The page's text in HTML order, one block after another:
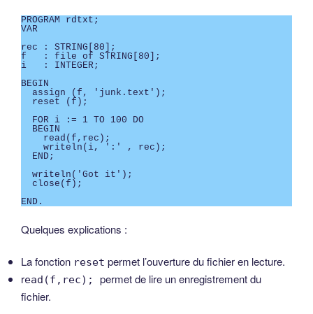
PROGRAM rdtxt;
VAR
rec : STRING[80];
f   : file of STRING[80];
i   : INTEGER;
BEGIN
END.
Quelques explications :
La fonction reset permet l’ouverture du fichier en lecture.
read(f,rec); permet de lire un enregistrement du
fichier.